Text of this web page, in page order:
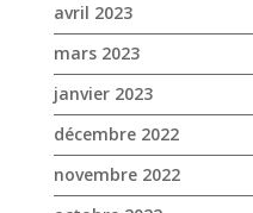
avril 2023
mars 2023
janvier 2023
décembre 2022
novembre 2022